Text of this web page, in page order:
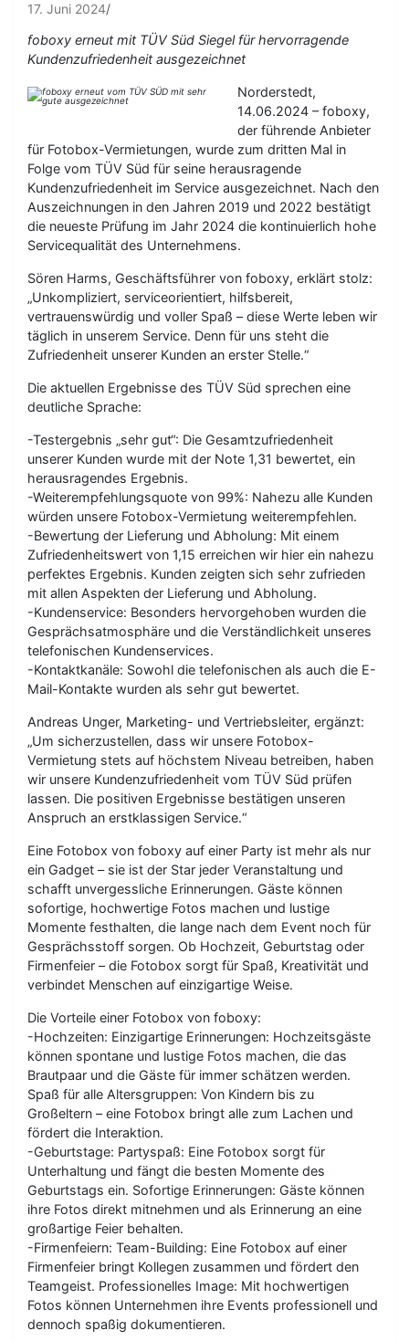
17. Juni 2024
foboxy erneut mit TÜV Süd Siegel für hervorragende
Kundenzufriedenheit ausgezeichnet
Norderstedt,
14.06.2024 – foboxy,
der führende Anbieter
für Fotobox-Vermietungen, wurde zum dritten Mal in
Folge vom TÜV Süd für seine herausragende
Kundenzufriedenheit im Service ausgezeichnet. Nach den
Auszeichnungen in den Jahren 2019 und 2022 bestätigt
die neueste Prüfung im Jahr 2024 die kontinuierlich hohe
Servicequalität des Unternehmens.
Sören Harms, Geschäftsführer von foboxy, erklärt stolz:
„Unkompliziert, serviceorientiert, hilfsbereit,
vertrauenswürdig und voller Spaß – diese Werte leben wir
täglich in unserem Service. Denn für uns steht die
Zufriedenheit unserer Kunden an erster Stelle.“
Die aktuellen Ergebnisse des TÜV Süd sprechen eine
deutliche Sprache:
-Testergebnis „sehr gut“: Die Gesamtzufriedenheit
unserer Kunden wurde mit der Note 1,31 bewertet, ein
herausragendes Ergebnis.
-Weiterempfehlungsquote von 99%: Nahezu alle Kunden
würden unsere Fotobox-Vermietung weiterempfehlen.
-Bewertung der Lieferung und Abholung: Mit einem
Zufriedenheitswert von 1,15 erreichen wir hier ein nahezu
perfektes Ergebnis. Kunden zeigten sich sehr zufrieden
mit allen Aspekten der Lieferung und Abholung.
-Kundenservice: Besonders hervorgehoben wurden die
Gesprächsatmosphäre und die Verständlichkeit unseres
telefonischen Kundenservices.
-Kontaktkanäle: Sowohl die telefonischen als auch die E-
Mail-Kontakte wurden als sehr gut bewertet.
Andreas Unger, Marketing- und Vertriebsleiter, ergänzt:
„Um sicherzustellen, dass wir unsere Fotobox-
Vermietung stets auf höchstem Niveau betreiben, haben
wir unsere Kundenzufriedenheit vom TÜV Süd prüfen
lassen. Die positiven Ergebnisse bestätigen unseren
Anspruch an erstklassigen Service.“
Eine Fotobox von foboxy auf einer Party ist mehr als nur
ein Gadget – sie ist der Star jeder Veranstaltung und
schafft unvergessliche Erinnerungen. Gäste können
sofortige, hochwertige Fotos machen und lustige
Momente festhalten, die lange nach dem Event noch für
Gesprächsstoff sorgen. Ob Hochzeit, Geburtstag oder
Firmenfeier – die Fotobox sorgt für Spaß, Kreativität und
verbindet Menschen auf einzigartige Weise.
Die Vorteile einer Fotobox von foboxy:
-Hochzeiten: Einzigartige Erinnerungen: Hochzeitsgäste
können spontane und lustige Fotos machen, die das
Brautpaar und die Gäste für immer schätzen werden.
Spaß für alle Altersgruppen: Von Kindern bis zu
Großeltern – eine Fotobox bringt alle zum Lachen und
fördert die Interaktion.
-Geburtstage: Partyspaß: Eine Fotobox sorgt für
Unterhaltung und fängt die besten Momente des
Geburtstags ein. Sofortige Erinnerungen: Gäste können
ihre Fotos direkt mitnehmen und als Erinnerung an eine
großartige Feier behalten.
-Firmenfeiern: Team-Building: Eine Fotobox auf einer
Firmenfeier bringt Kollegen zusammen und fördert den
Teamgeist. Professionelles Image: Mit hochwertigen
Fotos können Unternehmen ihre Events professionell und
dennoch spaßig dokumentieren.